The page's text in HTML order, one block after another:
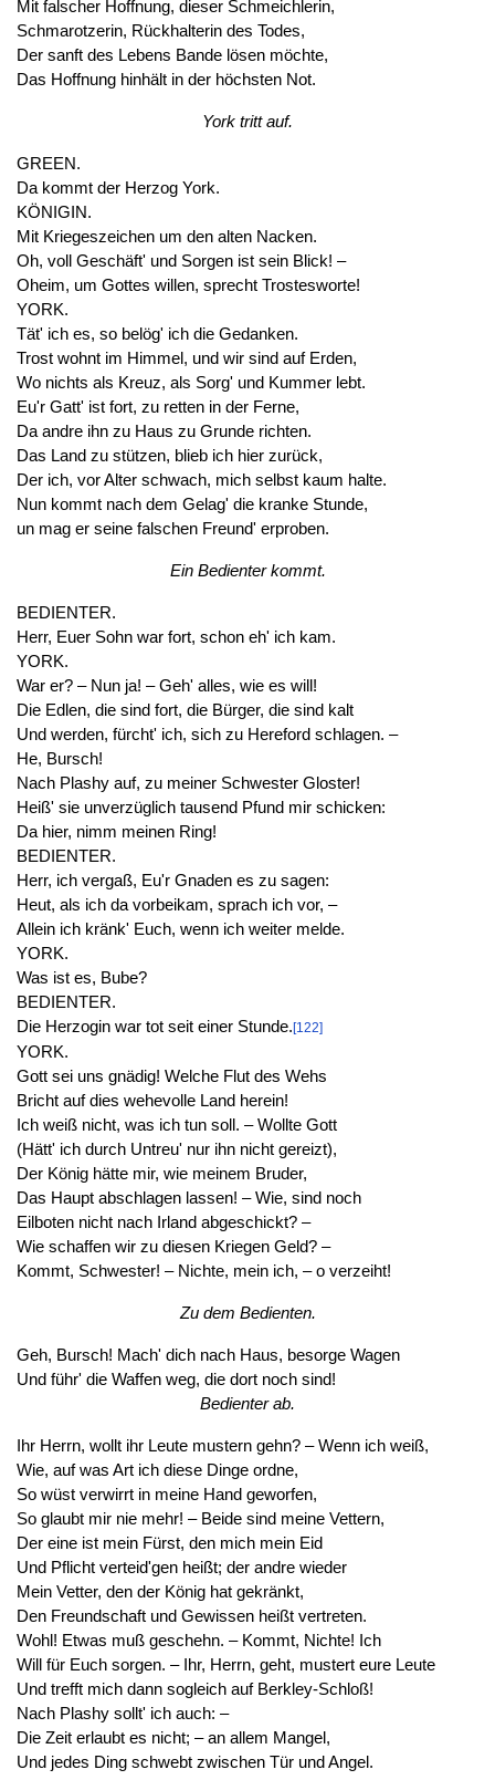
Mit falscher Hoffnung, dieser Schmeichlerin,
Schmarotzerin, Rückhalterin des Todes,
Der sanft des Lebens Bande lösen möchte,
Das Hoffnung hinhält in der höchsten Not.
York tritt auf.
GREEN.
Da kommt der Herzog York.
KÖNIGIN.
Mit Kriegeszeichen um den alten Nacken.
Oh, voll Geschäft' und Sorgen ist sein Blick! –
Oheim, um Gottes willen, sprecht Trostesworte!
YORK.
Tät' ich es, so belög' ich die Gedanken.
Trost wohnt im Himmel, und wir sind auf Erden,
Wo nichts als Kreuz, als Sorg' und Kummer lebt.
Eu'r Gatt' ist fort, zu retten in der Ferne,
Da andre ihn zu Haus zu Grunde richten.
Das Land zu stützen, blieb ich hier zurück,
Der ich, vor Alter schwach, mich selbst kaum halte.
Nun kommt nach dem Gelag' die kranke Stunde,
un mag er seine falschen Freund' erproben.
Ein Bedienter kommt.
BEDIENTER.
Herr, Euer Sohn war fort, schon eh' ich kam.
YORK.
War er? – Nun ja! – Geh' alles, wie es will!
Die Edlen, die sind fort, die Bürger, die sind kalt
Und werden, fürcht' ich, sich zu Hereford schlagen. –
He, Bursch!
Nach Plashy auf, zu meiner Schwester Gloster!
Heiß' sie unverzüglich tausend Pfund mir schicken:
Da hier, nimm meinen Ring!
BEDIENTER.
Herr, ich vergaß, Eu'r Gnaden es zu sagen:
Heut, als ich da vorbeikam, sprach ich vor, –
Allein ich kränk' Euch, wenn ich weiter melde.
YORK.
Was ist es, Bube?
BEDIENTER.
Die Herzogin war tot seit einer Stunde.[122]
YORK.
Gott sei uns gnädig! Welche Flut des Wehs
Bricht auf dies wehevolle Land herein!
Ich weiß nicht, was ich tun soll. – Wollte Gott
(Hätt' ich durch Untreu' nur ihn nicht gereizt),
Der König hätte mir, wie meinem Bruder,
Das Haupt abschlagen lassen! – Wie, sind noch
Eilboten nicht nach Irland abgeschickt? –
Wie schaffen wir zu diesen Kriegen Geld? –
Kommt, Schwester! – Nichte, mein ich, – o verzeiht!
Zu dem Bedienten.
Geh, Bursch! Mach' dich nach Haus, besorge Wagen
Und führ' die Waffen weg, die dort noch sind!
Bedienter ab.
Ihr Herrn, wollt ihr Leute mustern gehn? – Wenn ich weiß,
Wie, auf was Art ich diese Dinge ordne,
So wüst verwirrt in meine Hand geworfen,
So glaubt mir nie mehr! – Beide sind meine Vettern,
Der eine ist mein Fürst, den mich mein Eid
Und Pflicht verteid'gen heißt; der andre wieder
Mein Vetter, den der König hat gekränkt,
Den Freundschaft und Gewissen heißt vertreten.
Wohl! Etwas muß geschehn. – Kommt, Nichte! Ich
Will für Euch sorgen. – Ihr, Herrn, geht, mustert eure Leute
Und trefft mich dann sogleich auf Berkley-Schloß!
Nach Plashy sollt' ich auch: –
Die Zeit erlaubt es nicht; – an allem Mangel,
Und jedes Ding schwebt zwischen Tür und Angel.